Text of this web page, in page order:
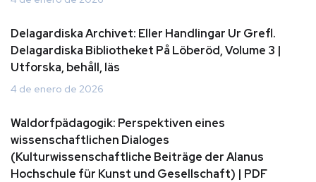
Delagardiska Archivet: Eller Handlingar Ur Grefl.
Delagardiska Bibliotheket På Löberöd, Volume 3 |
Utforska, behåll, läs
4 de enero de 2026
Waldorfpädagogik: Perspektiven eines
wissenschaftlichen Dialoges
(Kulturwissenschaftliche Beiträge der Alanus
Hochschule für Kunst und Gesellschaft) | PDF